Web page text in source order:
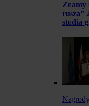
Znamy
rusza”
studia